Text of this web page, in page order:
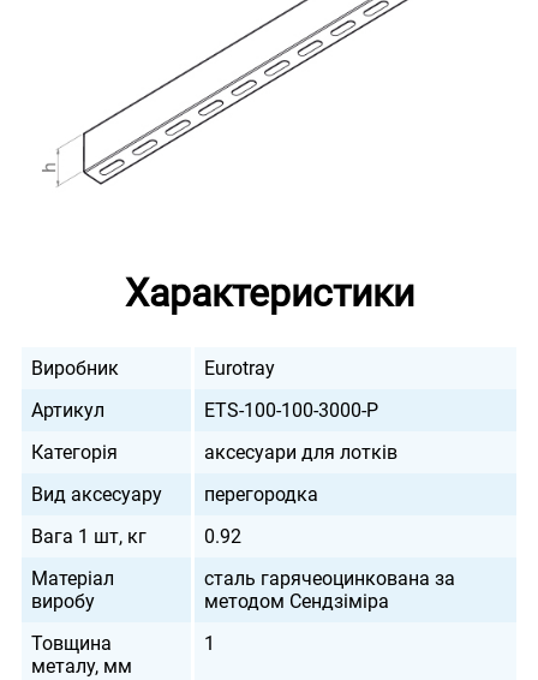
Характеристики
Виробник
Eurotray
Артикул
ETS-100-100-3000-P
Категорія
аксесуари для лотків
Вид аксесуару
перегородка
Вага 1 шт, кг
0.92
Матеріал
виробу
сталь гарячеоцинкована за
методом Сендзіміра
Товщина
металу, мм
1